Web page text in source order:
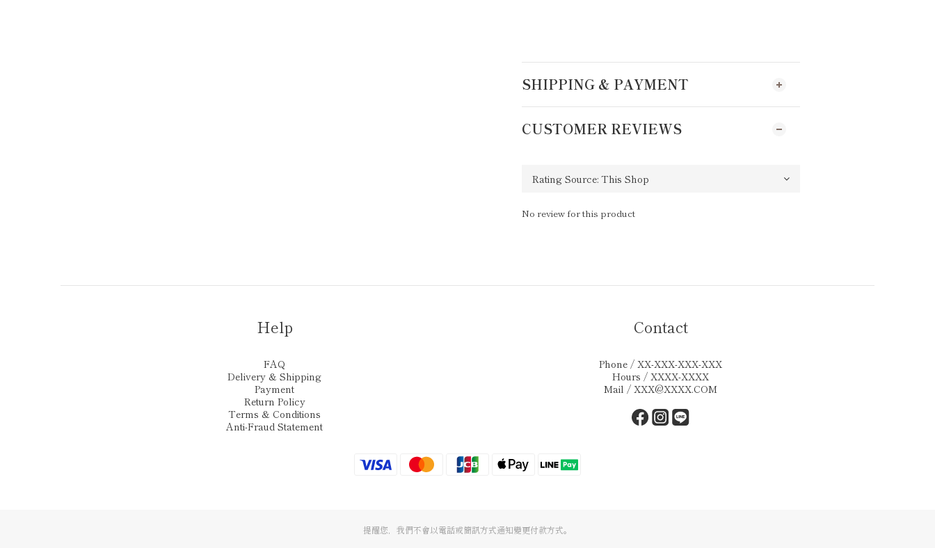
SHIPPING & PAYMENT
CUSTOMER REVIEWS
No review for this product
Help
FAQ
Delivery & Shipping
Payment
Return Policy
Terms & Conditions
Anti-Fraud Statement
Contact
Phone / XX-XXX-XXX-XXX
Hours / XXXX-XXXX
Mail / XXX@XXXX.COM
提醒您，我們不會以電話或簡訊方式通知變更付款方式。